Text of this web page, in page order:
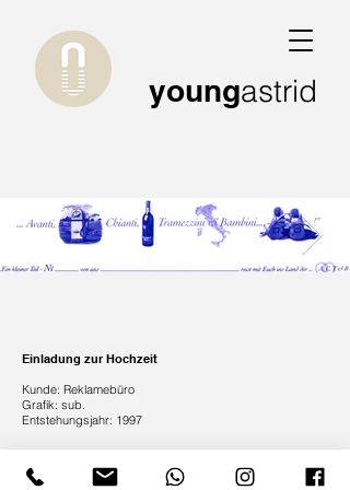
youngastrid
Einladung zur Hochzeit
Kunde: Reklamebüro
Grafik: sub.
Entstehungsjahr: 1997
© 2020 freelance designer Mag.art. Astrid Young